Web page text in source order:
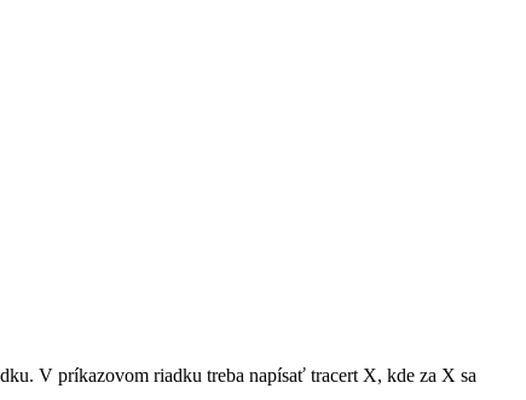
V príkazovom riadku treba napísať tracert X, kde za X sa